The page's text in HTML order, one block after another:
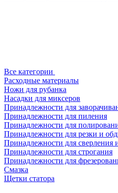
Все категории
Расходные материалы
Ножи для рубанка
Насадки для миксеров
Принадлежности для
Принадлежности для пиления
Принадлежности для
Принадлежности для резки и
Принадлежности для сверления
Принадлежности для строгания
Принадлежности для
Смазка
Щетки статора